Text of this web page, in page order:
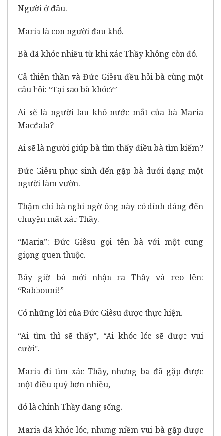
Người ở đâu.
Maria là con người đau khổ.
Bà đã khóc nhiều từ khi xác Thầy không còn đó.
Cả thiên thần và Đức Giêsu đều hỏi bà cùng một
câu hỏi: “Tại sao bà khóc?”
Ai sẽ là người lau khô nước mắt của bà Maria
Macđala?
Ai sẽ là người giúp bà tìm thấy điều bà tìm kiếm?
Đức Giêsu phục sinh đến gặp bà dưới dạng một
người làm vườn.
Thậm chí bà nghi ngờ ông này có dính dáng đến
chuyện mất xác Thầy.
“Maria”: Đức Giêsu gọi tên bà với một cung
giọng quen thuộc.
Bây giờ bà mới nhận ra Thầy và reo lên:
“Rabbouni!”
Có những lời của Đức Giêsu được thực hiện.
“Ai tìm thì sẽ thấy”, “Ai khóc lóc sẽ được vui
cười”.
Maria đi tìm xác Thầy, nhưng bà đã gặp được
một điều quý hơn nhiều,
đó là chính Thầy đang sống.
Maria đã khóc lóc, nhưng niềm vui bà gặp được